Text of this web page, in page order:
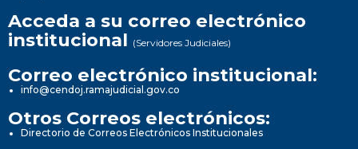
Acceda a su correo electrónico
institucional (Servidores Judiciales)
Correo electrónico institucional:
info@cendoj.ramajudicial.gov.co
Otros Correos electrónicos:
Directorio de Correos Electrónicos Institucionales